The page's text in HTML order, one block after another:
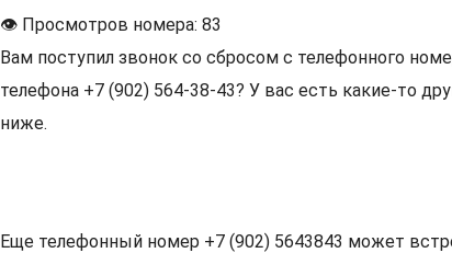
👁 Просмотров номера: 83
Вам поступил звонок со сбросом с телефонного
телефона +7 (902) 564-38-43? У вас есть какие-то
ниже.
Еще телефонный номер +7 (902) 5643843 может